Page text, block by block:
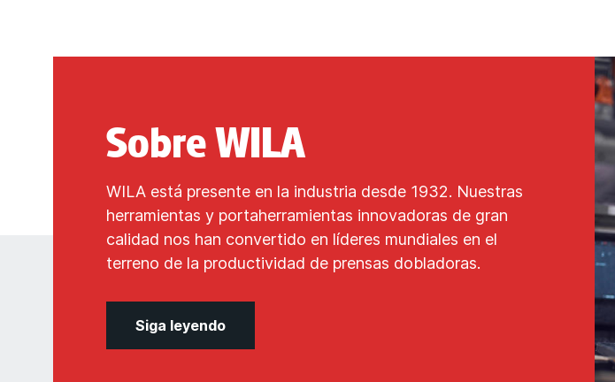
Sobre WILA
WILA está presente en la industria desde 1932. Nuestras
herramientas y portaherramientas innovadoras de gran
calidad nos han convertido en líderes mundiales en el
terreno de la productividad de prensas dobladoras.
Siga leyendo